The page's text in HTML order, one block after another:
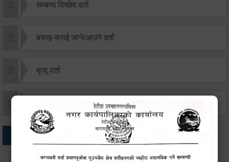
सम्बन्ध विच्छेद दर्ता
बसाइ-सराई जाने/आउने दर्ता
मृत्यू दर्ता